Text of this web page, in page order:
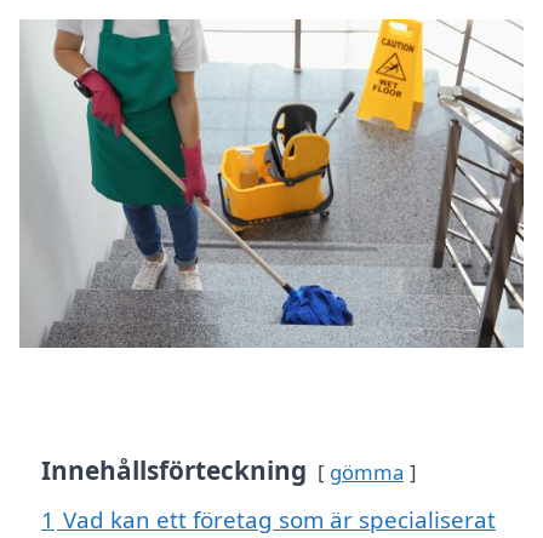
Innehållsförteckning gömma
1 Vad kan ett företag som är specialiserat